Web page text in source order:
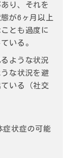
り、それを
が6ヶ月以上
とも過度に
いる。
ような状況
な状況を避
いる（社交
症状症の可能